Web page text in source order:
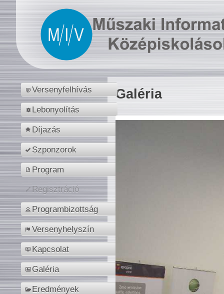
Versenyfelhívás
Lebonyolítás
Díjazás
Szponzorok
Program
Regisztráció
Programbizottság
Versenyhelyszín
Kapcsolat
Galéria
Eredmények
Galéria